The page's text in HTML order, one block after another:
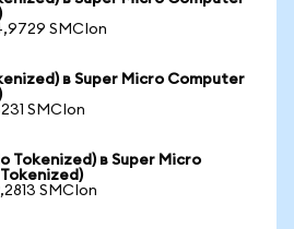
SMCIon
в Super Micro Computer
SMCIon
Tokenized) в Super Micro
SMCIon